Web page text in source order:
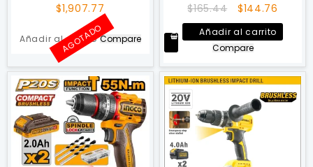
$1,907.77
Añadir al carrito
AGOTADOCompare
$165.44
El
precio
original
era:
$165.44.
$144.76
precio
actual
Añadir al carrito
Compare